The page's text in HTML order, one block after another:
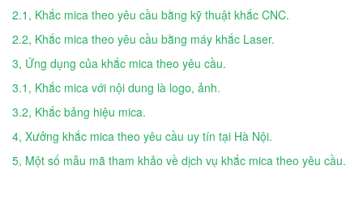
2.1, Khắc mica theo yêu cầu bằng kỹ thuật khắc CNC.
2.2, Khắc mica theo yêu cầu bằng máy khắc Laser.
3, Ứng dụng của khắc mica theo yêu cầu.
3.1, Khắc mica với nội dung là logo, ảnh.
3.2, Khắc bảng hiệu mica.
4, Xưởng khắc mica theo yêu cầu uy tín tại Hà Nội.
5, Một số mẫu mã tham khảo về dịch vụ khắc mica theo yêu cầu.